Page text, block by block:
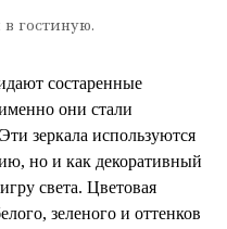
гостиную.
состаренные
они стали
зеркала используются
но и как декоративный
света. Цветовая
зеленого и оттенков